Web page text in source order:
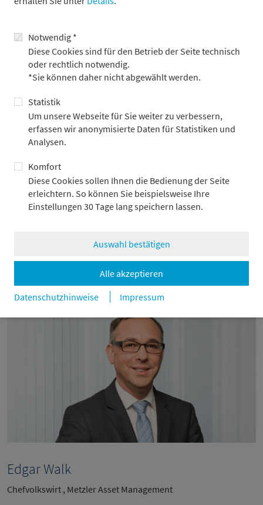
Notwendig *
Diese Cookies sind für den Betrieb der Seite technisch
oder rechtlich notwendig.
*Sie können daher nicht abgewählt werden.
Statistik
Um unsere Webseite für Sie weiter zu verbessern,
erfassen wir anonymisierte Daten für Statistiken und
Analysen.
Komfort
Diese Cookies sollen Ihnen die Bedienung der Seite
erleichtern. So können Sie beispielsweise Ihre
Einstellungen 30 Tage lang speichern lassen.
Auswahl bestätigen
Alle akzeptieren
Datenschutzhinweise
Impressum
die Verunsicherung nachgelassen hat und sich der Konsum
wieder verbessert, ist schwer einzuschätzen.
Ein weiterer Wachstumsfaktor waren die enormen staatlichen
in Immobilien und Infrastruktur bedeuten jedoch, dass in den
kommenden Jahren sehr viel Geld in die Erhaltung der vielen
Immobilien und der zu großen Infrastruktur investiert werden
muss. Andernfalls würde ein Verfall drohen und die Ausgaben
Die Konjunkturdaten wie Einzelhandelsumsätze,
Industrieproduktion, Investitionen werden zeigen, wie sich die
Konjunkturdynamik in China derzeit darstellt.
zurück
Edgar Walk
Chefvolkswirt , Metzler Asset Management